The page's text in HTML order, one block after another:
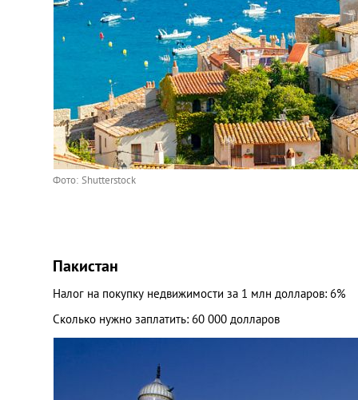
Фото: Shutterstock
Пакистан
Налог на покупку недвижимости за 1 млн долларов: 6%
Сколько нужно заплатить: 60 000 долларов